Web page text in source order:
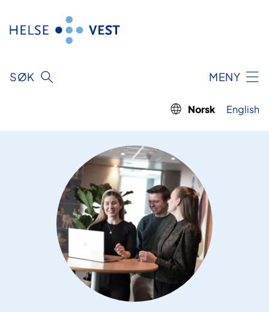
innhald
SØK MENY
Norsk English